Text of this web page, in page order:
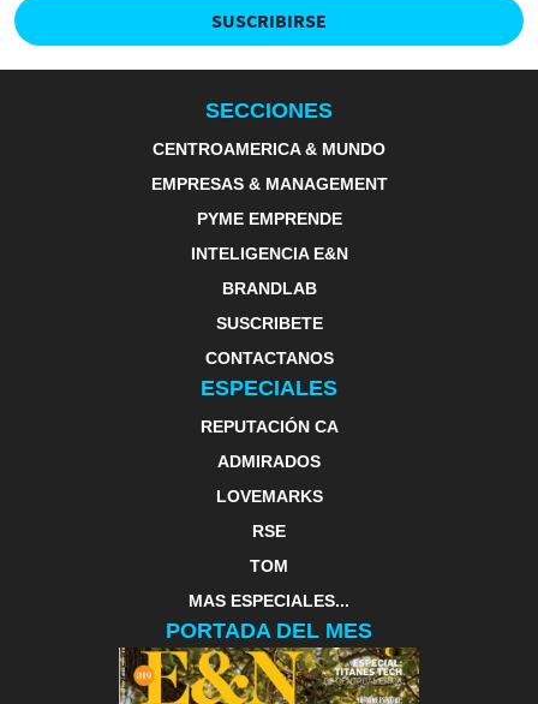
SUSCRIBIRSE
SECCIONES
CENTROAMERICA & MUNDO
EMPRESAS & MANAGEMENT
PYME EMPRENDE
INTELIGENCIA E&N
BRANDLAB
SUSCRIBETE
CONTACTANOS
ESPECIALES
REPUTACIÓN CA
ADMIRADOS
LOVEMARKS
RSE
TOM
MAS ESPECIALES...
PORTADA DEL MES